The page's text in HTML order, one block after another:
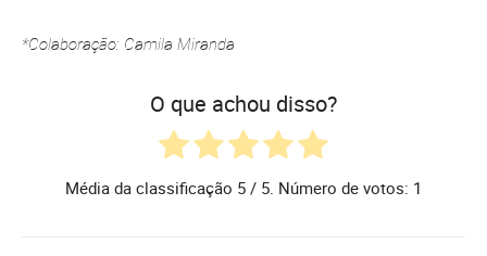
*Colaboração: Camila Miranda
O que achou disso?
Média da classificação 5 / 5. Número de votos: 1